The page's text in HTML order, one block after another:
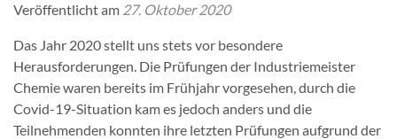
Veröffentlicht am 27. Oktober 2020
Das Jahr 2020 stellt uns stets vor besondere
Herausforderungen. Die Prüfungen der Industriemeister
Chemie waren bereits im Frühjahr vorgesehen, durch die
Covid-19-Situation kam es jedoch anders und die
Teilnehmenden konnten ihre letzten Prüfungen aufgrund der